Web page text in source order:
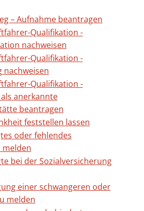
– Aufnahme beantragen
Qualifikation -
nachweisen
Qualifikation -
nachweisen
Qualifikation -
anerkannte
beantragen
feststellen lassen
oder fehlendes
melden
bei der Sozialversicherung
einer schwangeren oder
melden